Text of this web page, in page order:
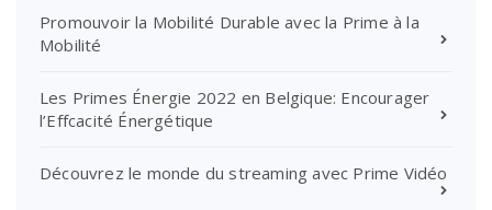
Promouvoir la Mobilité Durable avec la Prime à la
Mobilité
Les Primes Énergie 2022 en Belgique: Encourager
l’Effcacité Énergétique
Découvrez le monde du streaming avec Prime Vidéo